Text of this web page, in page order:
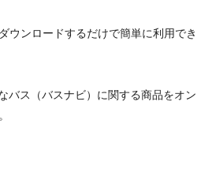
ウンロードするだけで簡単に利用でき
バス（バスナビ）に関する商品をオン